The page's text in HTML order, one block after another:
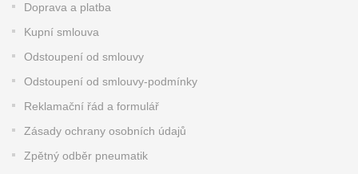
Doprava a platba
Kupní smlouva
Odstoupení od smlouvy
Odstoupení od smlouvy-podmínky
Reklamační řád a formulář
Zásady ochrany osobních údajů
Zpětný odběr pneumatik